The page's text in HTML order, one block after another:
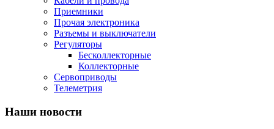
Приемники
Прочая электроника
Разъемы и выключатели
Регуляторы
Бесколлекторные
Коллекторные
Сервоприводы
Телеметрия
Наши новости